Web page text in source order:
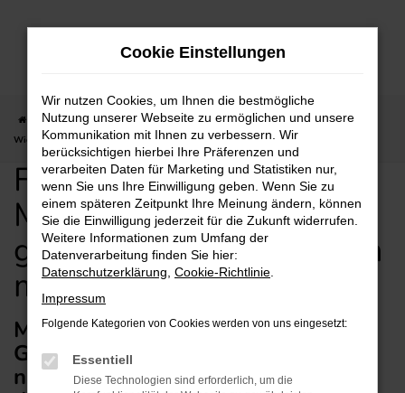
Zum
Startseite Wiesbaden Mitsubishi Mitsubishi Eclipse Cross
Für
Wiesbaden: Mitsubishi Eclipse Cross gebraucht günstig kaufen mit Lieferservice
Für Wiesbaden:
Mitsubishi Eclipse Cross
gebraucht günstig kaufen
mit Lieferservice
Mitsubishi Eclipse Cross
Gebrauchtwagen mit Lieferservice
nach Wiesbaden – vertrauensvoll
Cookie Einstellungen
Wir nutzen Cookies, um Ihnen die bestmögliche
Nutzung unserer Webseite zu ermöglichen und unsere
Kommunikation mit Ihnen zu verbessern. Wir
berücksichtigen hierbei Ihre Präferenzen und
verarbeiten Daten für Marketing und Statistiken nur,
wenn Sie uns Ihre Einwilligung geben. Wenn Sie zu
einem späteren Zeitpunkt Ihre Meinung ändern, können
Sie die Einwilligung jederzeit für die Zukunft widerrufen.
Weitere Informationen zum Umfang der
Datenverarbeitung finden Sie hier:
Datenschutzerklärung Cookie-Richtlinie
Impressum
Folgende Kategorien von Cookies werden von uns eingesetzt:
Essentiell
Diese Technologien sind erforderlich, um die